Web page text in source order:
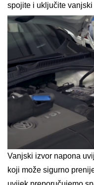
spojite i uključite
Vanjski izvor napona
koji može sigurno